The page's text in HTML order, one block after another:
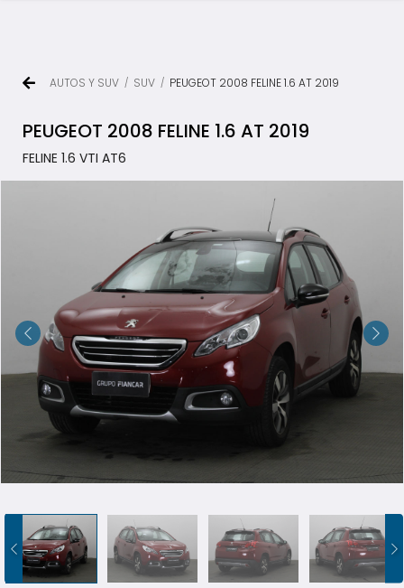
TODOS LOS VEHÍCULOS
AUTOS Y SUV
PICKUP Y DOBLE CABINA
UTILITARIOS Y CAMIONES
VENDÉ
+598 91 372 694
AUTOS Y SUV / SUV / PEUGEOT 2008 FELINE 1.6 AT 2019
PEUGEOT 2008 FELINE 1.6 AT 2019
FELINE 1.6 VTI AT6